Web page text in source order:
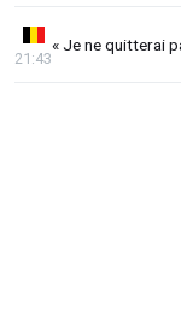
« Je ne quitterai
21:43